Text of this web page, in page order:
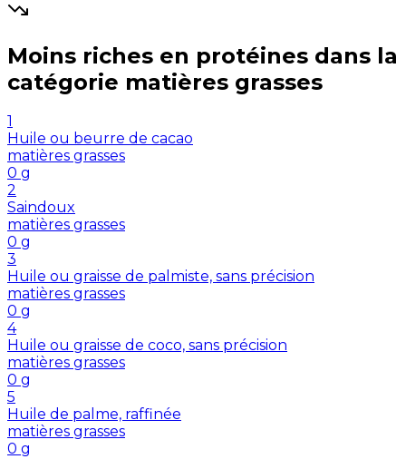
Moins riches en protéines dans la
catégorie matières grasses
1
Huile ou beurre de cacao
matières grasses
0 g
2
Saindoux
matières grasses
0 g
3
Huile ou graisse de palmiste, sans précision
matières grasses
0 g
4
Huile ou graisse de coco, sans précision
matières grasses
0 g
5
Huile de palme, raffinée
matières grasses
0 g